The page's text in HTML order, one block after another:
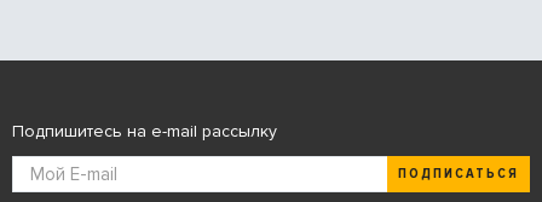
Подпишитесь на e-mail рассылку
ПОДПИСАТЬСЯ